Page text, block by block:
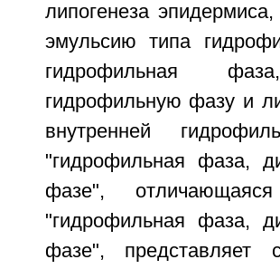
липогенеза
эмульсию типа
гидрофильная
гидрофильную фазу и
внутренней
"гидрофильная фаза,
фазе",
"гидрофильная фаза,
фазе", представляет